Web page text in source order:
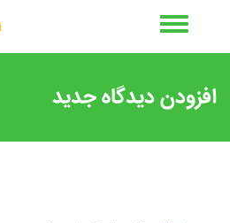
افزودن دیدگاه جدید